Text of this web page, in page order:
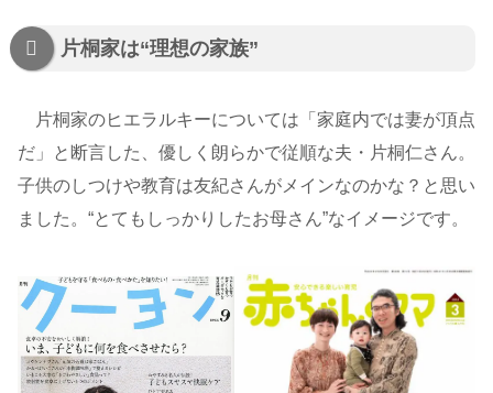
片桐家は“理想の家族”
片桐家のヒエラルキーについては「家庭内では妻が頂点
だ」と断言した、優しく朗らかで従順な夫・片桐仁さん。
子供のしつけや教育は友紀さんがメインなのかな？と思い
ました。“とてもしっかりしたお母さん”なイメージです。